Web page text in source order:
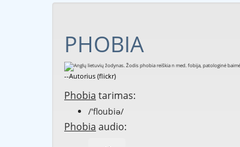
PHOBIA
--Autorius (flickr)
Phobia tarimas:
/'floubiə/
Phobia audio: